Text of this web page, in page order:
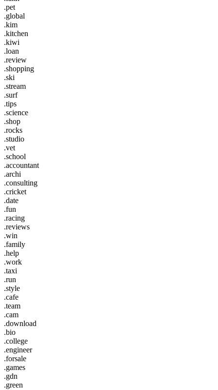
.pet
.global
.kim
.kitchen
.kiwi
.loan
.review
.shopping
.ski
.stream
.surf
.tips
.science
.shop
.rocks
.studio
.vet
.school
.accountant
.archi
.consulting
.cricket
.date
.fun
.racing
.reviews
.win
.family
.help
.work
.taxi
.run
.style
.cafe
.team
.cam
.download
.bio
.college
.engineer
.forsale
.games
.gdn
.green